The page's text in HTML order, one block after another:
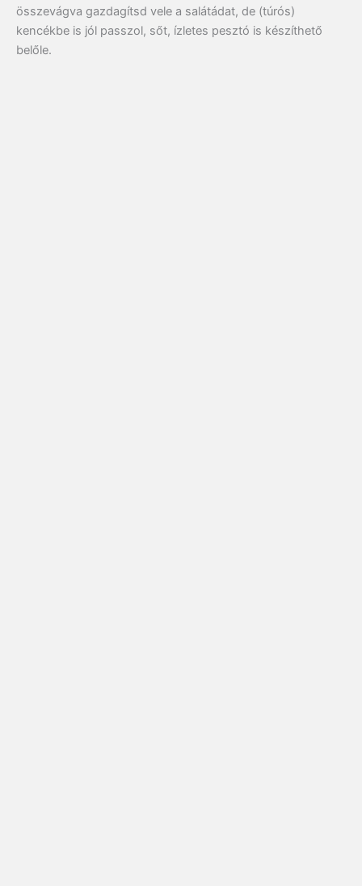
összevágva gazdagítsd vele a salátádat, de (túrós)
kencékbe is jól passzol, sőt, ízletes pesztó is készíthető
belőle.